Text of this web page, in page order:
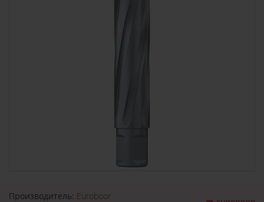
Производитель: Euroboor